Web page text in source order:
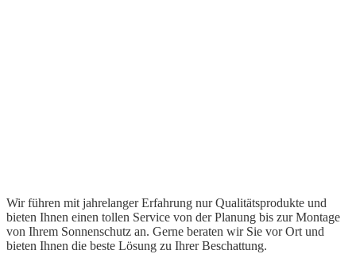
Wir führen mit jahrelanger Erfahrung nur Qualitätsprodukte und
bieten Ihnen einen tollen Service von der Planung bis zur Montage
von Ihrem Sonnenschutz an. Gerne beraten wir Sie vor Ort und
bieten Ihnen die beste Lösung zu Ihrer Beschattung.